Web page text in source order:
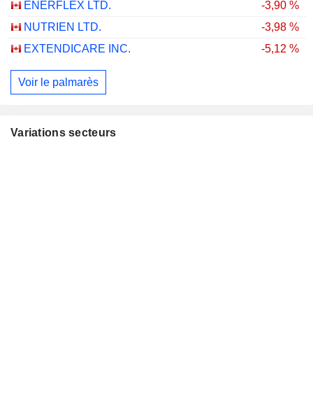
ENERFLEX LTD.
-3,90 %
NUTRIEN LTD.
-3,98 %
EXTENDICARE INC.
-5,12 %
Voir le palmarès
Variations secteurs